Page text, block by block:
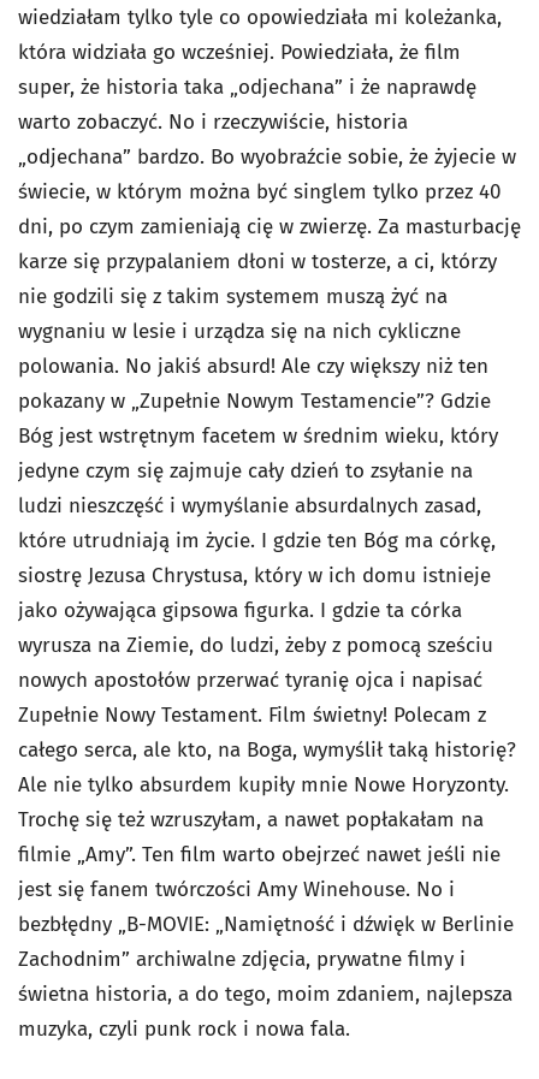
wiedziałam tylko tyle co opowiedziała mi koleżanka,
która widziała go wcześniej. Powiedziała, że film
super, że historia taka „odjechana” i że naprawdę
warto zobaczyć. No i rzeczywiście, historia
„odjechana” bardzo. Bo wyobraźcie sobie, że żyjecie w
świecie, w którym można być singlem tylko przez 40
dni, po czym zamieniają cię w zwierzę. Za masturbację
karze się przypalaniem dłoni w tosterze, a ci, którzy
nie godzili się z takim systemem muszą żyć na
wygnaniu w lesie i urządza się na nich cykliczne
polowania. No jakiś absurd! Ale czy większy niż ten
pokazany w „Zupełnie Nowym Testamencie”? Gdzie
Bóg jest wstrętnym facetem w średnim wieku, który
jedyne czym się zajmuje cały dzień to zsyłanie na
ludzi nieszczęść i wymyślanie absurdalnych zasad,
które utrudniają im życie. I gdzie ten Bóg ma córkę,
siostrę Jezusa Chrystusa, który w ich domu istnieje
jako ożywająca gipsowa figurka. I gdzie ta córka
wyrusza na Ziemie, do ludzi, żeby z pomocą sześciu
nowych apostołów przerwać tyranię ojca i napisać
Zupełnie Nowy Testament. Film świetny! Polecam z
całego serca, ale kto, na Boga, wymyślił taką historię?
Ale nie tylko absurdem kupiły mnie Nowe Horyzonty.
Trochę się też wzruszyłam, a nawet popłakałam na
filmie „Amy”. Ten film warto obejrzeć nawet jeśli nie
jest się fanem twórczości Amy Winehouse. No i
bezbłędny „B-MOVIE: „Namiętność i dźwięk w Berlinie
Zachodnim” archiwalne zdjęcia, prywatne filmy i
świetna historia, a do tego, moim zdaniem, najlepsza
muzyka, czyli punk rock i nowa fala.